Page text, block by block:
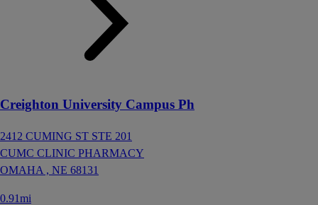
Creighton University Campus Ph
2412 CUMING ST STE 201
CUMC CLINIC PHARMACY
OMAHA , NE 68131
0.91mi